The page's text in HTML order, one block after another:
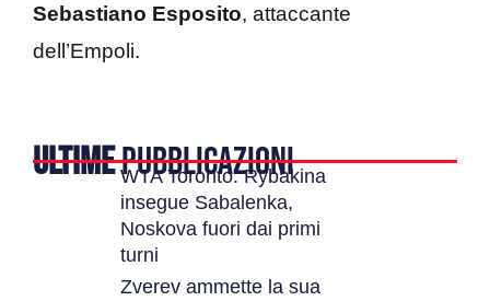
Sebastiano Esposito, attaccante
dell’Empoli.
ULTIMEPUBBLICAZIONI
WTA Toronto: Rybakina
insegue Sabalenka,
Noskova fuori dai primi
turni
Zverev ammette la sua